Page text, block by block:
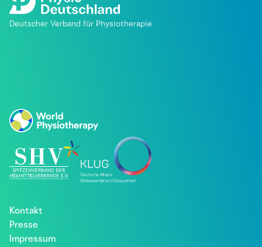
Deutscher Verband für Physiotherapie
Kontakt
Presse
Impressum